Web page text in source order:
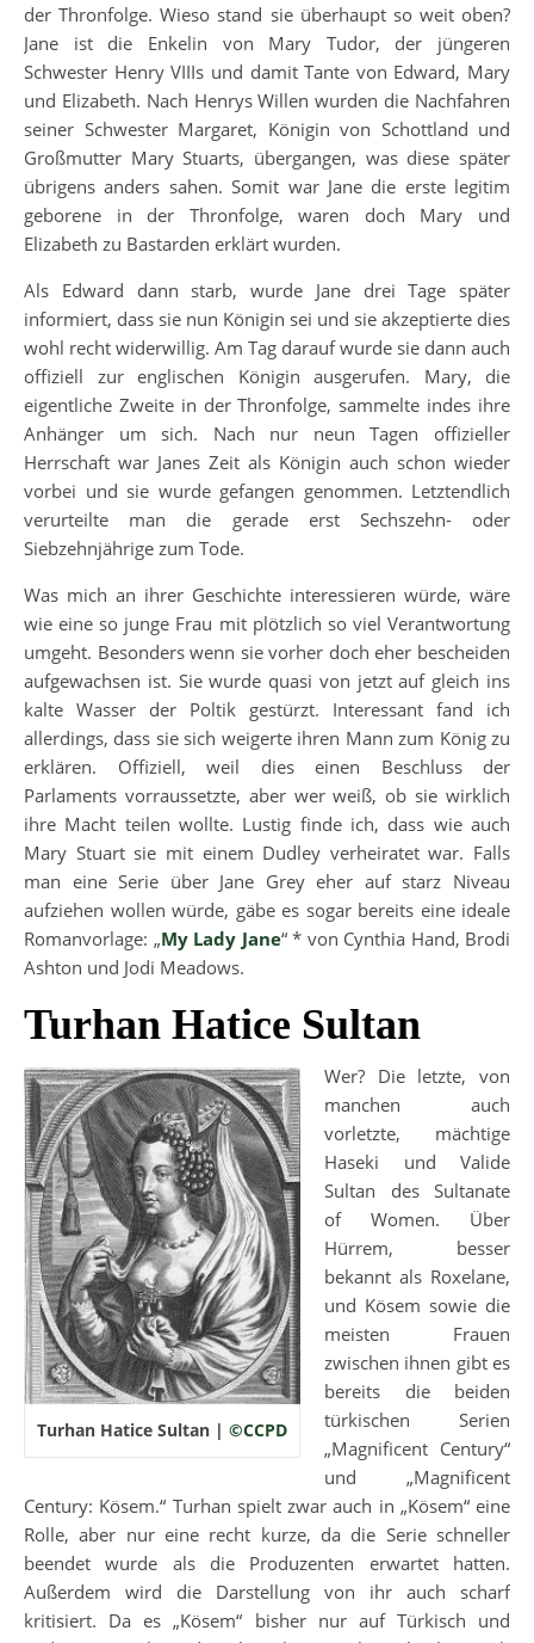
der Thronfolge. Wieso stand sie überhaupt so weit oben?
Jane ist die Enkelin von Mary Tudor, der jüngeren
Schwester Henry VIIIs und damit Tante von Edward, Mary
und Elizabeth. Nach Henrys Willen wurden die Nachfahren
seiner Schwester Margaret, Königin von Schottland und
Großmutter Mary Stuarts, übergangen, was diese später
übrigens anders sahen. Somit war Jane die erste legitim
geborene in der Thronfolge, waren doch Mary und
Elizabeth zu Bastarden erklärt wurden.
Als Edward dann starb, wurde Jane drei Tage später
informiert, dass sie nun Königin sei und sie akzeptierte dies
wohl recht widerwillig. Am Tag darauf wurde sie dann auch
offiziell zur englischen Königin ausgerufen. Mary, die
eigentliche Zweite in der Thronfolge, sammelte indes ihre
Anhänger um sich. Nach nur neun Tagen offizieller
Herrschaft war Janes Zeit als Königin auch schon wieder
vorbei und sie wurde gefangen genommen. Letztendlich
verurteilte man die gerade erst Sechszehn- oder
Siebzehnjährige zum Tode.
Was mich an ihrer Geschichte interessieren würde, wäre
wie eine so junge Frau mit plötzlich so viel Verantwortung
umgeht. Besonders wenn sie vorher doch eher bescheiden
aufgewachsen ist. Sie wurde quasi von jetzt auf gleich ins
kalte Wasser der Poltik gestürzt. Interessant fand ich
allerdings, dass sie sich weigerte ihren Mann zum König zu
erklären. Offiziell, weil dies einen Beschluss der
Parlaments vorraussetzte, aber wer weiß, ob sie wirklich
ihre Macht teilen wollte. Lustig finde ich, dass wie auch
Mary Stuart sie mit einem Dudley verheiratet war. Falls
man eine Serie über Jane Grey eher auf starz Niveau
aufziehen wollen würde, gäbe es sogar bereits eine ideale
Romanvorlage: „My Lady Jane“ * von Cynthia Hand, Brodi
Ashton und Jodi Meadows.
Turhan Hatice Sultan
Turhan Hatice Sultan | ©CCPD
Wer? Die letzte, von
manchen auch
vorletzte, mächtige
Haseki und Valide
Sultan des Sultanate
of Women. Über
Hürrem, besser
bekannt als Roxelane,
und Kösem sowie die
meisten Frauen
zwischen ihnen gibt es
bereits die beiden
türkischen Serien
„Magnificent Century“
und „Magnificent
Century: Kösem.“ Turhan spielt zwar auch in „Kösem“ eine
Rolle, aber nur eine recht kurze, da die Serie schneller
beendet wurde als die Produzenten erwartet hatten.
Außerdem wird die Darstellung von ihr auch scharf
kritisiert. Da es „Kösem“ bisher nur auf Türkisch und